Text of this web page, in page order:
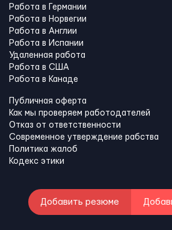
Работа в Германии
Работа в Норвегии
Работа в Англии
Работа в Испании
Удаленная работа
Работа в США
Работа в Канадe
Публичная оферта
Как мы проверяем работодателей
Отказ от ответственности
Современное утверждение рабства
Политика жалоб
Кодекс этики
Добавить резюме